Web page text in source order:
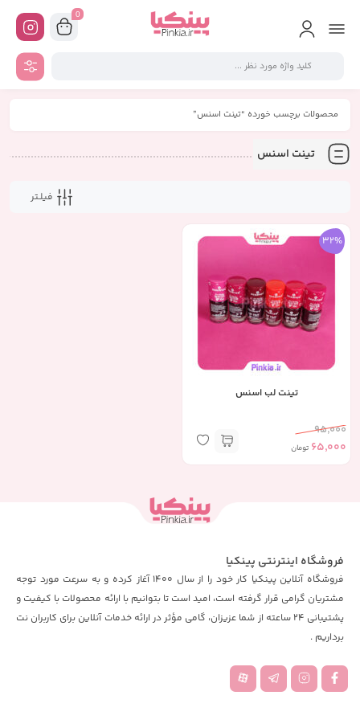
0
محصولات برچسب خورده “تینت اسنس”
تینت اسنس
فیلـتر
32%
تینت لب اسنس
95,000
65,000 تومان
فروشگاه اینترنتی پینکیا
فروشگاه آنلاین پینکیا کار خود را از سال 1400 آغاز کرده و به سرعت مورد توجه
مشتریان گرامی قرار گرفته است، امید است تا بتوانیم با ارائه محصولات با کیفیت و
پشتیبانی 24 ساعته از شما عزیزان، گامی مؤثر در ارائه خدمات آنلاین برای کاربران نت
برداریم .